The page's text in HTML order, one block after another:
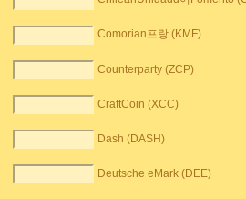
Comorian프랑 (KMF)
Counterparty (ZCP)
CraftCoin (XCC)
Dash (DASH)
Deutsche eMark (DEE)